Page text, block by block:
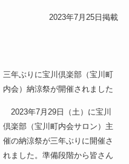
2023年7月25日掲載
三年ぶりに宝川倶楽部（宝川町
内会）納涼祭が開催されました
2023年7月29日（土）に宝川
倶楽部（宝川町内会サロン）主
催の納涼祭が三年ぶりに開催さ
れました。準備段階から皆さん